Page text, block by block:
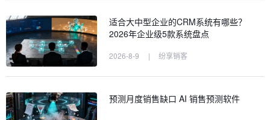
适合大中型企业的CRM系统有哪些？
2026年企业级5款系统盘点
2026-8-9 | 纷享销客
预测月度销售缺口 AI 销售预测软件